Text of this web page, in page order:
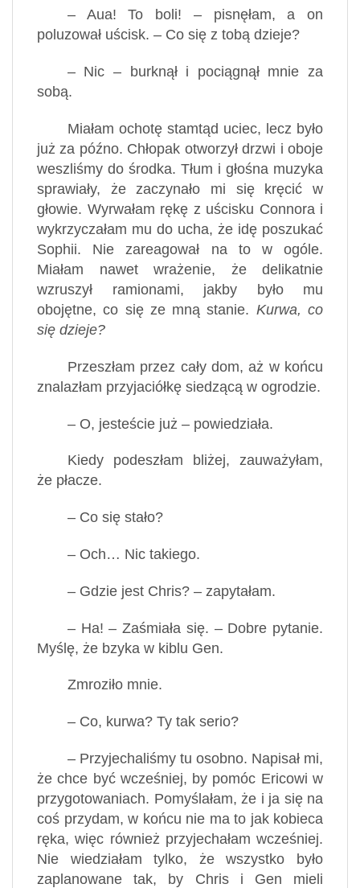
– Aua! To boli! – pisnęłam, a on
poluzował uścisk. – Co się z tobą dzieje?
– Nic – burknął i pociągnął mnie za
sobą.
Miałam ochotę stamtąd uciec, lecz było
już za późno. Chłopak otworzył drzwi i oboje
weszliśmy do środka. Tłum i głośna muzyka
sprawiały, że zaczynało mi się kręcić w
głowie. Wyrwałam rękę z uścisku Connora i
wykrzyczałam mu do ucha, że idę poszukać
Sophii. Nie zareagował na to w ogóle.
Miałam nawet wrażenie, że delikatnie
wzruszył ramionami, jakby było mu
obojętne, co się ze mną stanie. Kurwa, co
się dzieje?
Przeszłam przez cały dom, aż w końcu
znalazłam przyjaciółkę siedzącą w ogrodzie.
– O, jesteście już – powiedziała.
Kiedy podeszłam bliżej, zauważyłam,
że płacze.
– Co się stało?
– Och… Nic takiego.
– Gdzie jest Chris? – zapytałam.
– Ha! – Zaśmiała się. – Dobre pytanie.
Myślę, że bzyka w kiblu Gen.
Zmroziło mnie.
– Co, kurwa? Ty tak serio?
– Przyjechaliśmy tu osobno. Napisał mi,
że chce być wcześniej, by pomóc Ericowi w
przygotowaniach. Pomyślałam, że i ja się na
coś przydam, w końcu nie ma to jak kobieca
ręka, więc również przyjechałam wcześniej.
Nie wiedziałam tylko, że wszystko było
zaplanowane tak, by Chris i Gen mieli